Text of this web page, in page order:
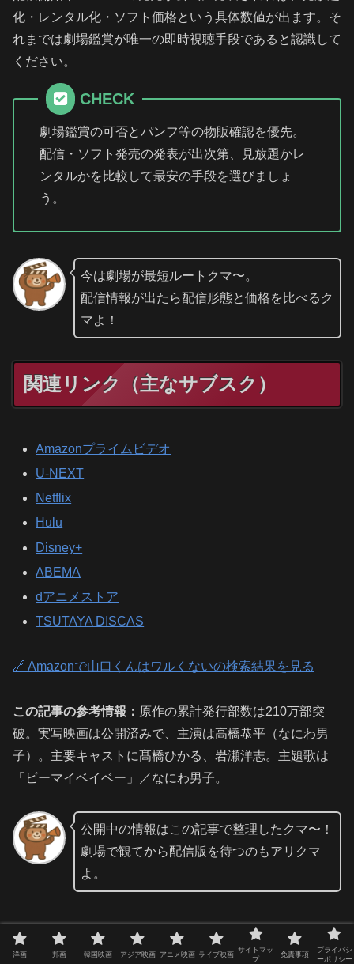
化・レンタル化・ソフト価格という具体数値が出ます。そ
れまでは劇場鑑賞が唯一の即時視聴手段であると認識して
ください。
CHECK
劇場鑑賞の可否とパンフ等の物販確認を優先。
配信・ソフト発売の発表が出次第、見放題かレ
ンタルかを比較して最安の手段を選びましょ
う。
今は劇場が最短ルートクマ〜。
配信情報が出たら配信形態と価格を比べるク
マよ！
関連リンク（主なサブスク）
Amazonプライムビデオ
U-NEXT
Netflix
Hulu
Disney+
ABEMA
dアニメストア
TSUTAYA DISCAS
🔗 Amazonで山口くんはワルくないの検索結果を見る
この記事の参考情報： 原作の累計発行部数は210万部突
破。実写映画は公開済みで、主演は高橋恭平（なにわ男
子）。主要キャストに髙橋ひかる、岩瀬洋志。主題歌は
「ビーマイベイベー」／なにわ男子。
公開中の情報はこの記事で整理したクマ〜！
劇場で観てから配信版を待つのもアリクマ
よ。
洋画 邦画 韓国映画 アジア映画 アニメ映画 ライブ映画
サイトマッ
プ
免責事項
プライバシ
ーポリシー